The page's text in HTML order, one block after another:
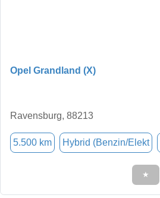
Opel Grandland (X)
Ravensburg, 88213
5.500 km Hybrid (Benzin/Elekt
★